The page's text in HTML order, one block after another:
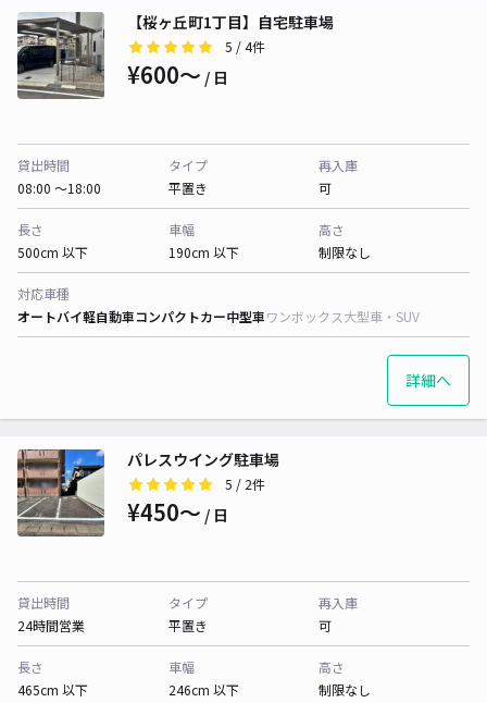
【桜ヶ丘町1丁目】自宅駐車場
5 / 4件
¥600〜 / 日
貸出時間
08:00 〜18:00
タイプ
平置き
再入庫
可
長さ
500cm 以下
車幅
190cm 以下
高さ
制限なし
対応車種
オートバイ軽自動車コンパクトカー中型車ワンボックス大型車・SUV
詳細へ
パレスウイング駐車場
5 / 2件
¥450〜 / 日
貸出時間
24時間営業
タイプ
平置き
再入庫
可
長さ
465cm 以下
車幅
246cm 以下
高さ
制限なし